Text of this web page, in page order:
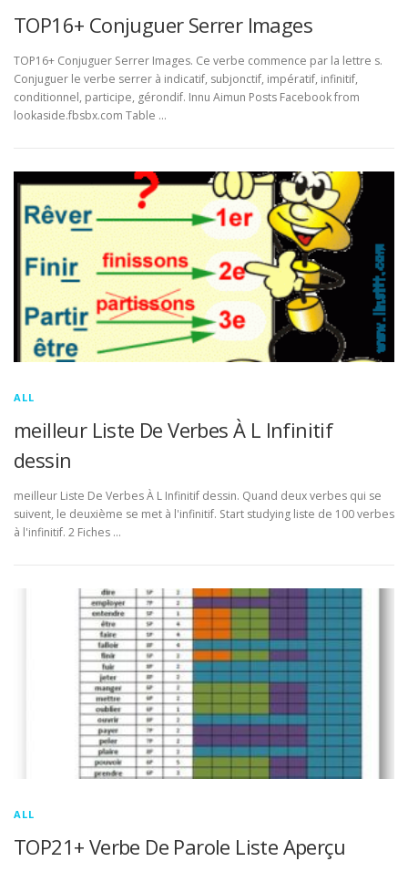
TOP16+ Conjuguer Serrer Images
TOP16+ Conjuguer Serrer Images. Ce verbe commence par la lettre s.
Conjuguer le verbe serrer à indicatif, subjonctif, impératif, infinitif,
conditionnel, participe, gérondif. Innu Aimun Posts Facebook from
lookaside.fbsbx.com Table …
ALL
meilleur Liste De Verbes À L Infinitif
dessin
meilleur Liste De Verbes À L Infinitif dessin. Quand deux verbes qui se
suivent, le deuxième se met à l'infinitif. Start studying liste de 100 verbes
à l'infinitif. 2 Fiches …
ALL
TOP21+ Verbe De Parole Liste Aperçu